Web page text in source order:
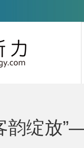
韵绽放